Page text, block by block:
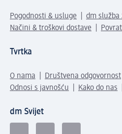
Pogodnosti & usluge
dm služba
Načini & troškovi dostave
Tvrtka
O nama Društvena odgovornost
Odnosi s javnošću
Kako do nas
dm Svijet